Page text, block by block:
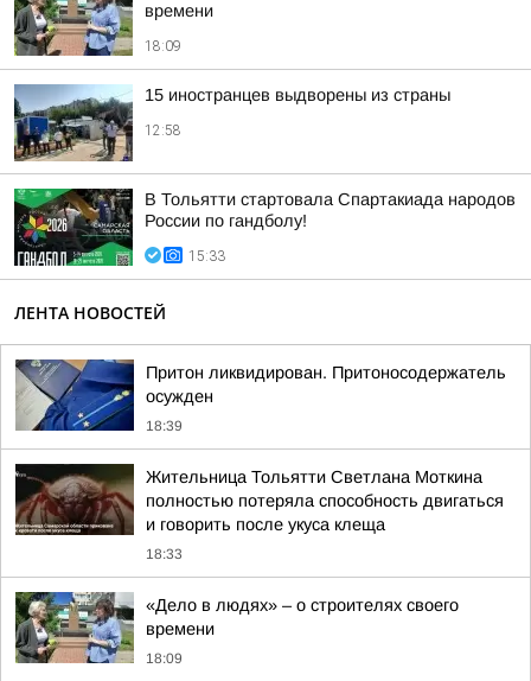
времени
18:09
15 иностранцев выдворены из страны
12:58
В Тольятти стартовала Спартакиада народов
России по гандболу!
15:33
ЛЕНТА НОВОСТЕЙ
Притон ликвидирован. Притоносодержатель
осужден
18:39
Жительница Тольятти Светлана Моткина
полностью потеряла способность двигаться
и говорить после укуса клеща
18:33
«Дело в людях» – о строителях своего
времени
18:09